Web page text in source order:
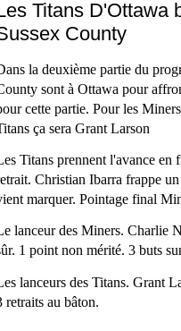
Titans D'Ottawa
County
la deuxième partie du
sont à Ottawa pour
cette partie. Pour les
ça sera Grant Larson
Titans prennent l'avance en
Christian Ibarra frappe
marquer. Pointage final
lanceur des Miners. Charlie
1 point non mérité. 3 buts
lanceurs des Titans. Grant
retraits au bâton.